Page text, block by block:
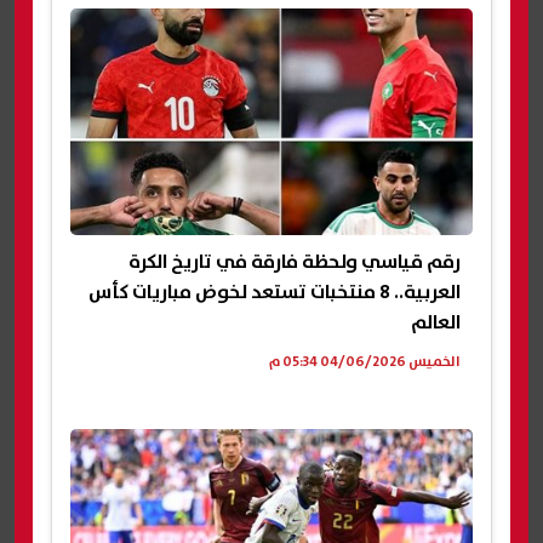
رقم قياسي ولحظة فارقة في تاريخ الكرة
العربية.. 8 منتخبات تستعد لخوض مباريات كأس
العالم
الخميس 04/06/2026 05:34 م